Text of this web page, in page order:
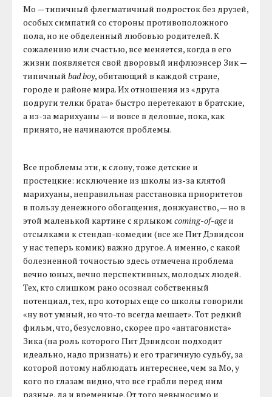
Мо — типичный флегматичный подросток без друзей,
особых симпатий со стороны противоположного
пола, но не обделенный любовью родителей. К
сожалению или счастью, все меняется, когда в его
жизни появляется свой дворовый инфлюэнсер Зик —
типичныйbad boy, обитающий в каждой стране,
городе и районе мира. Их отношения из «друга
подруги телки брата» быстро перетекают в братские,
а из-за марихуаны — и вовсе в деловые, пока, как
принято, не начинаются проблемы.
Все проблемы эти, к слову, тоже детские и
простецкие: исключение из школы из-за клятой
марихуаны, неправильная расстановка приоритетов
в пользу денежного обогащения, донжуанство, — но в
этой маленькой картине с ярлыкомcoming-of-age и
отсылками к стендап-комедии (все же Пит Дэвидсон
у нас теперь комик) важно другое. А именно, с какой
болезненной точностью здесь отмечена проблема
вечно юных, вечно перспективных, молодых людей.
Тех, кто слишком рано осознал собственный
потенциал, тех, про которых еще со школы говорили
«ну вот умный, но что-то всегда мешает». Тот редкий
фильм, что, безусловно, скорее про «антагониста»
Зика (на роль которого Пит Дэвидсон подходит
идеально, надо признать) и его трагичную судьбу, за
которой потому наблюдать интереснее, чем за Мо, у
кого по глазам видно, что все грабли перед ним
разные, да и временные. От того невыносимо и